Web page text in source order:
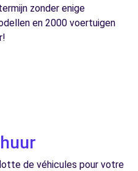
zonder enige
en 2000 voertuigen
de véhicules pour votre